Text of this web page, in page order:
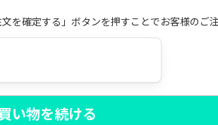
確定する」ボタンを押すことでお客様のご
い物を続ける